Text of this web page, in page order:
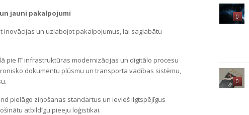
jauni pakalpojumi
inovācijas un uzlabojot pakalpojumus, lai saglabātu
pie IT infrastruktūras modernizācijas un digitālo procesu
dokumentu plūsmu un transporta vadības sistēmu,
pielāgo ziņošanas standartus un ievieš ilgtspējīgus
atbildīgu pieeju loģistikai.
0
0